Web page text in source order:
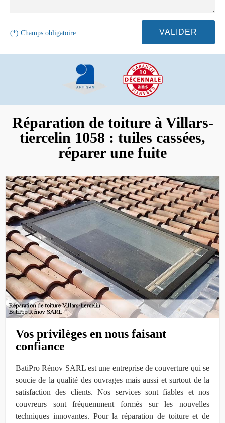
(*) Champs obligatoire
Réparation de toiture à Villars-
tiercelin 1058 : tuiles cassées,
réparer une fuite
Vos privilèges en nous faisant
confiance
BatiPro Rénov SARL est une entreprise de couverture qui se
soucie de la qualité des ouvrages mais aussi et surtout de la
satisfaction des clients. Nos services sont fiables et nos
couvreurs sont fréquemment formés sur les nouvelles
techniques innovantes. Pour la réparation de toiture et de